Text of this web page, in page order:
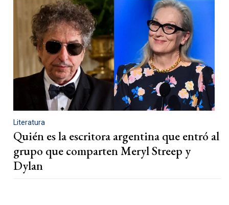
Literatura
Quién es la escritora argentina que entró al
grupo que comparten Meryl Streep y
Dylan